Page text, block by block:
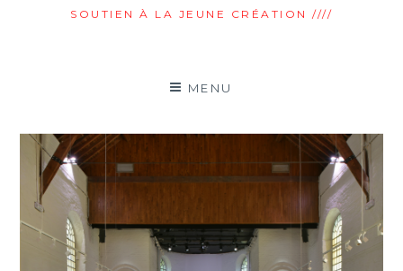
SOUTIEN À LA JEUNE CRÉATION ////
MENU